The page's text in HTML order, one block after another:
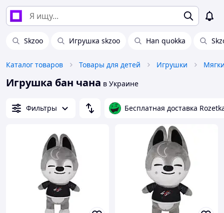
Skzoo Игрушка skzoo Han quokka
Каталог товаров Товары для детей Игрушки
Игрушка бан чана в Украине
Фильтры Бесплатная доставка